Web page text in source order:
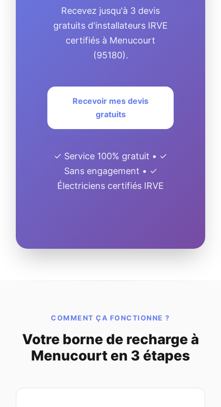
Recevez jusqu'à 3 devis
gratuits d'installateurs IRVE
certifiés à Menucourt
(95180).
Recevoir mes devis
gratuits
✓ Service 100% gratuit • ✓
Sans engagement • ✓
Électriciens certifiés IRVE
COMMENT ÇA FONCTIONNE ?
Votre borne de recharge à
Menucourt en 3 étapes